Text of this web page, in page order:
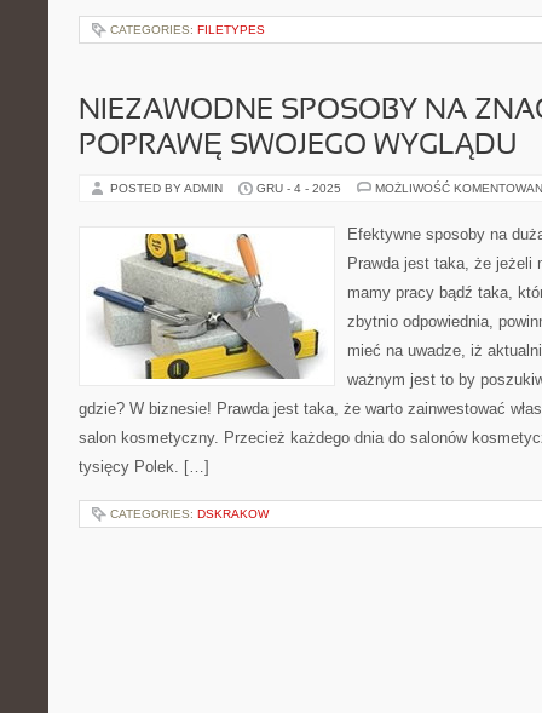
CATEGORIES: FILETYPES
NIEZAWODNE SPOSOBY NA
POPRAWĘ SWOJEGO WYGLĄDU
POSTED BY ADMIN GRU - 4 - 2025 MOŻLIWOŚĆ
Efektywne sposoby na
Prawda jest taka, że jeżeli
mamy pracy bądź taka,
zbytnio odpowiednia,
mieć na uwadze, iż
ważnym jest to by
gdzie? W biznesie! Prawda jest taka, że warto zainwestować
salon kosmetyczny. Przecież każdego dnia do salonów
tysięcy Polek. […]
CATEGORIES: DSKRAKOW